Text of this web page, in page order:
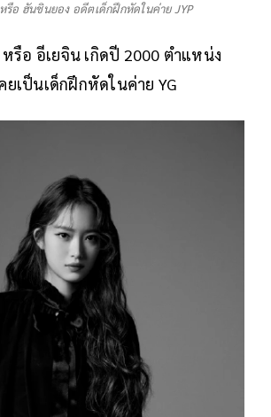
รือ ฮันชินยอง อดีตเด็กฝึกหัดในค่าย JYP
หรือ อีเยจิน เกิดปี 2000 ตำแหน่ง
ยเป็นเด็กฝึกหัดในค่าย YG